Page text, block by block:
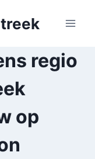
regio
op